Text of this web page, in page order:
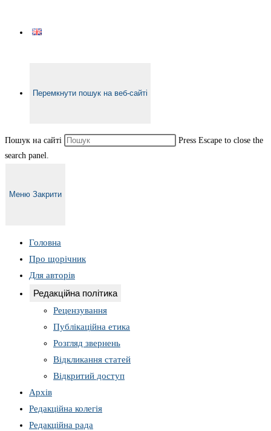
Перемкнути пошук на веб-сайті
Пошук на сайті
Press Escape to close the
search panel.
Меню Закрити
Головна
Про щорічник
Для авторів
Редакційна політика
Рецензування
Публікаційна етика
Розгляд звернень
Відкликання статей
Відкритий доступ
Архів
Редакційна колегія
Редакційна рада